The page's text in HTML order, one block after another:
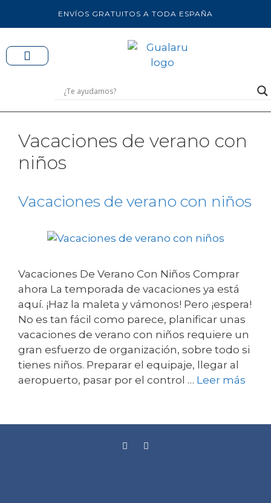
ENVÍOS GRATUITOS A TODA ESPAÑA
Vacaciones de verano con
niños
Vacaciones de verano con niños
Vacaciones De Verano Con Niños Comprar
ahora La temporada de vacaciones ya está
aquí. ¡Haz la maleta y vámonos! Pero ¡espera!
No es tan fácil como parece, planificar unas
vacaciones de verano con niños requiere un
gran esfuerzo de organización, sobre todo si
tienes niños. Preparar el equipaje, llegar al
aeropuerto, pasar por el control … Leer más